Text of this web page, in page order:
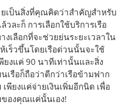
เป็นสิ่งที่คุณคิดว่าสำคัญสำหรับ
ละก็ การเลือกใช้บริการเรือ
เลือกที่จะช่วยย่นระยะเวลาใน
เร็วขึ้นโดยเรือด่วนนั้นจะใช้
ยงแค่ 90 นาทีเท่านั้นและสิ่ง
เรือก็ถือว่าดีกว่าเรือข้ามฟาก
พียงแค่จ่ายเงินเพิ่มอีกนิด เพื่อ
องคุณแค่นั้นเอง!